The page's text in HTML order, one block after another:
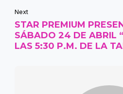
Next
STAR PREMIUM
SÁBADO 24 DE ABRIL
LAS 5:30 P.M. DE LA